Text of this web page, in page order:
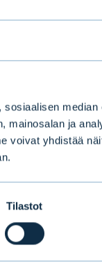
mainosalan ja
voivat yhdistää
Tilastot
tämän
säännöissä
saa